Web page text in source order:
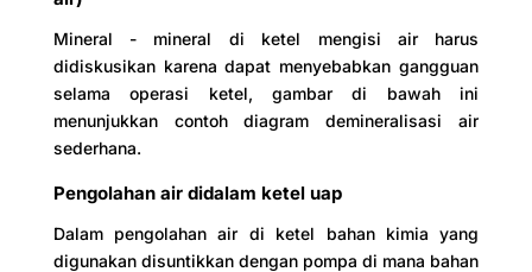
Mineral - mineral di ketel mengisi air harus
didiskusikan karena dapat menyebabkan gangguan
selama operasi ketel, gambar di bawah ini
menunjukkan contoh diagram demineralisasi air
sederhana.
Pengolahan air didalam ketel uap
Dalam pengolahan air di ketel bahan kimia yang
digunakan disuntikkan dengan pompa di mana bahan